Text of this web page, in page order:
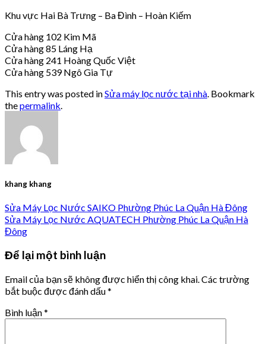
Khu vực Hai Bà Trưng – Ba Đình – Hoàn Kiếm
Cửa hàng 102 Kim Mã
Cửa hàng 85 Láng Hạ
Cửa hàng 241 Hoàng Quốc Việt
Cửa hàng 539 Ngô Gia Tự
This entry was posted inSửa máy lọc nước tại nhà . Bookmark
thepermalink
khang khang
Sửa Máy Lọc Nước SAIKO Phường Phúc La Quận Hà Đông
Sửa Máy Lọc Nước AQUATECH Phường Phúc La Quận Hà
Đông
Để lại một bình luận
Email của bạn sẽ không được hiển thị công khai. Các trường
bắt buộc được đánh dấu*
Bình luận*